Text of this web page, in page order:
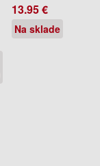
13.95 €
Na sklade